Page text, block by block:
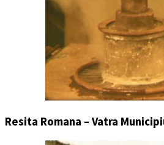
Resita Romana – Vatra